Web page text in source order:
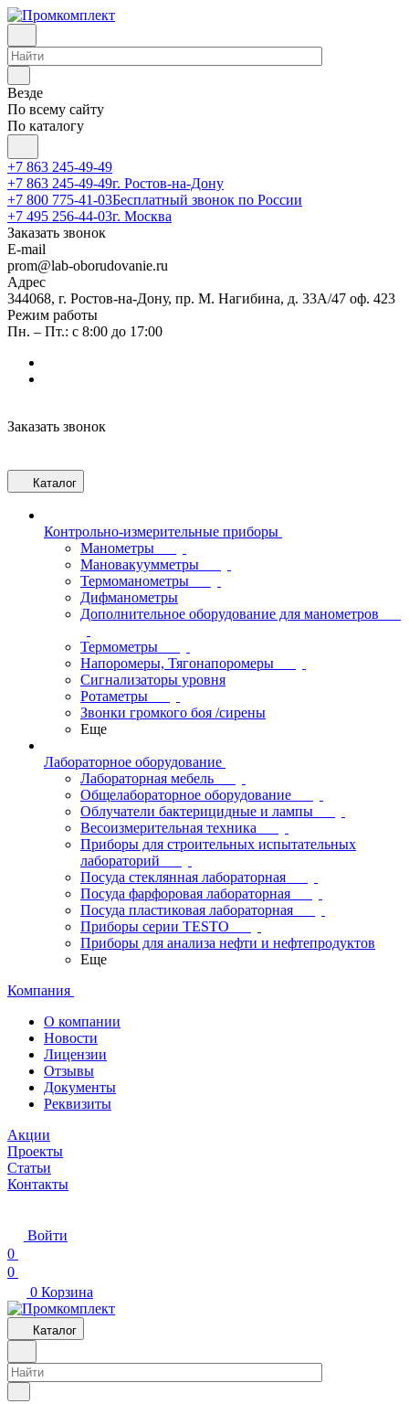
Везде
По всему сайту
По каталогу
+7 863 245-49-49
+7 863 245-49-49г. Ростов-на-Дону
+7 800 775-41-03Бесплатный звонок по России
+7 495 256-44-03г. Москва
Заказать звонок
E-mail
prom@lab-oborudovanie.ru
Адрес
344068, г. Ростов-на-Дону, пр. М. Нагибина, д. 33А/47 оф. 423
Режим работы
Пн. – Пт.: с 8:00 до 17:00
Заказать звонок
Каталог
Контрольно-измерительные приборы
Манометры
Мановакуумметры
Термоманометры
Дифманометры
Дополнительное оборудование для манометров
Термометры
Напоромеры, Тягонапоромеры
Сигнализаторы уровня
Ротаметры
Звонки громкого боя /сирены
Еще
Лабораторное оборудование
Лабораторная мебель
Общелабораторное оборудование
Облучатели бактерицидные и лампы
Весоизмерительная техника
Приборы для строительных испытательных
лабораторий
Посуда стеклянная лабораторная
Посуда фарфоровая лабораторная
Посуда пластиковая лабораторная
Приборы серии TESTO
Приборы для анализа нефти и нефтепродуктов
Еще
Компания
О компании
Новости
Лицензии
Отзывы
Документы
Реквизиты
Акции
Проекты
Статьи
Контакты
Войти
0
0
0 Корзина
Каталог